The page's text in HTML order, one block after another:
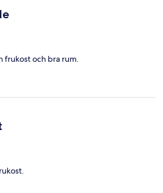
frukost och bra rum.